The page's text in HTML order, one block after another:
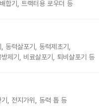
합기, 트랙터용 로우더 등
동력살포기, 동력제초기,
제기, 비료살포기, 퇴비살포기 등
, 전지가위, 동력 톱 등